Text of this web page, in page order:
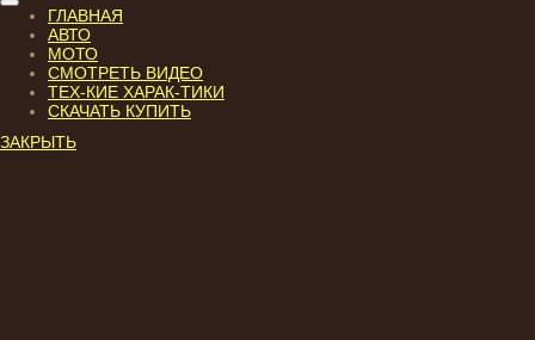
Toggle
navigation
ГЛАВНАЯ
АВТО
МОТО
СМОТРЕТЬ ВИДЕО
ТЕХ-КИЕ ХАРАК-ТИКИ
СКАЧАТЬ КУПИТЬ
ЗАКРЫТЬ